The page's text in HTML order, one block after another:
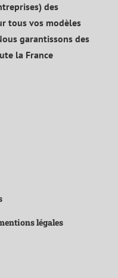
des
tous vos modèles
garantissons des
la France
légales